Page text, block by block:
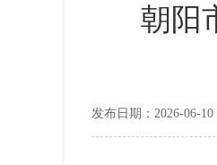
朝阳
发布日期：2026-06-